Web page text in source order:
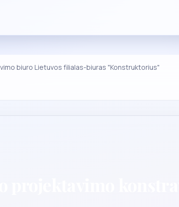
biuro Lietuvos filialas-biuras "Konstruktorius"